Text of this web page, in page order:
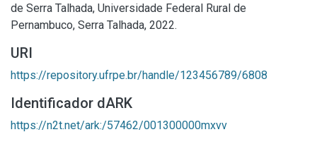
de Serra Talhada, Universidade Federal Rural de
Pernambuco, Serra Talhada, 2022.
URI
https://repository.ufrpe.br/handle/123456789/6808
Identificador dARK
https://n2t.net/ark:/57462/001300000mxvv